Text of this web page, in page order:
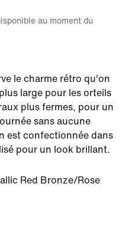
au moment du
le charme rétro qu'on
large pour les orteils
plus fermes, pour un
sans aucune
est confectionnée dans
pour un look brillant.
Red Bronze/Rose